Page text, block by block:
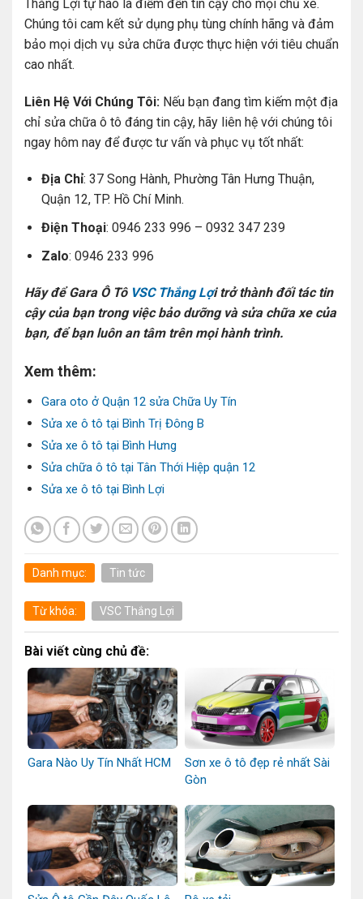
Thắng Lợi tự hào là điểm đến tin cậy cho mọi chủ xe.
Chúng tôi cam kết sử dụng phụ tùng chính hãng và đảm
bảo mọi dịch vụ sửa chữa được thực hiện với tiêu chuẩn
cao nhất.
Liên Hệ Với Chúng Tôi: Nếu bạn đang tìm kiếm một địa
chỉ sửa chữa ô tô đáng tin cậy, hãy liên hệ với chúng tôi
ngay hôm nay để được tư vấn và phục vụ tốt nhất:
Địa Chỉ: 37 Song Hành, Phường Tân Hưng Thuận,
Quận 12, TP. Hồ Chí Minh.
Điện Thoại: 0946 233 996 – 0932 347 239
Zalo: 0946 233 996
Hãy để Gara Ô Tô VSC Thắng Lợi trở thành đối tác tin
cậy của bạn trong việc bảo dưỡng và sửa chữa xe của
bạn, để bạn luôn an tâm trên mọi hành trình.
Xem thêm:
Gara oto ở Quận 12 sửa Chữa Uy Tín
Sửa xe ô tô tại Bình Trị Đông B
Sửa xe ô tô tại Bình Hưng
Sửa chữa ô tô tại Tân Thới Hiệp quận 12
Sửa xe ô tô tại Bình Lợi
Danh mục: Tin tức
Từ khóa: VSC Thắng Lợi
Bài viết cùng chủ đề:
Gara Nào Uy Tín Nhất HCM
Sơn xe ô tô đẹp rẻ nhất Sài
Gòn